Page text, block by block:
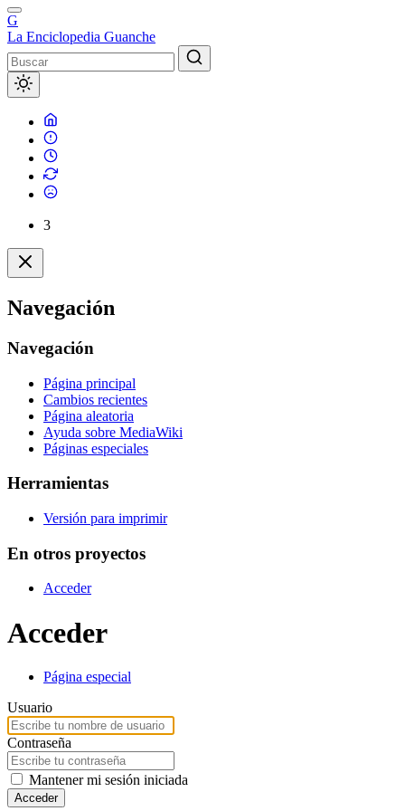
G
La Enciclopedia Guanche
3
Navegación
Navegación
Página principal
Cambios recientes
Página aleatoria
Ayuda sobre MediaWiki
Páginas especiales
Herramientas
Versión para imprimir
En otros proyectos
Acceder
Acceder
Página especial
Usuario
Contraseña
Mantener mi sesión iniciada
Acceder